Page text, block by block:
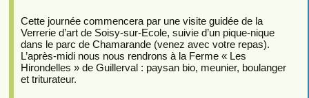
Cette journée commencera par une visite guidée de la
Verrerie d’art de Soisy-sur-Ecole, suivie d’un pique-nique
dans le parc de Chamarande (venez avec votre repas).
L’après-midi nous nous rendrons à la Ferme « Les
Hirondelles » de Guillerval : paysan bio, meunier, boulanger
et triturateur.